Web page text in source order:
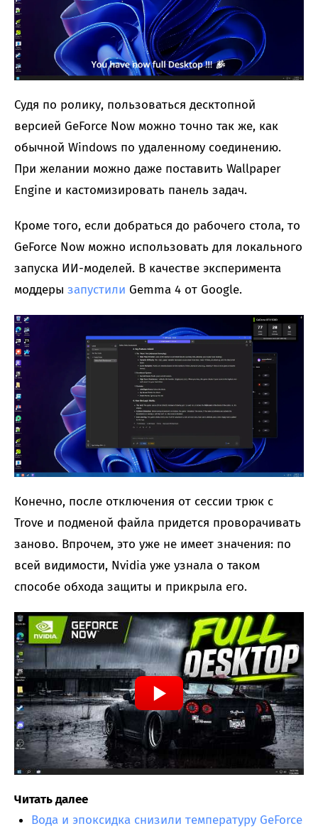
Судя по ролику, пользоваться десктопной
версией GeForce Now можно точно так же, как
обычной Windows по удаленному соединению.
При желании можно даже поставить Wallpaper
Engine и кастомизировать панель задач.
Кроме того, если добраться до рабочего стола, то
GeForce Now можно использовать для локального
запуска ИИ-моделей. В качестве эксперимента
моддеры запустили Gemma 4 от Google.
Конечно, после отключения от сессии трюк с
Trove и подменой файла придется проворачивать
заново. Впрочем, это уже не имеет значения: по
всей видимости, Nvidia уже узнала о таком
способе обхода защиты и прикрыла его.
Читать далее
Вода и эпоксидка снизили температуру GeForce